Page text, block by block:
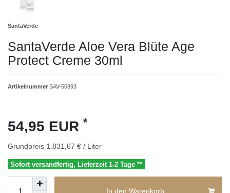
SantaVerde
SantaVerde Aloe Vera Blüte Age
Protect Creme 30ml
Artikelnummer SAV-50893
54,95 EUR *
Grundpreis 1.831,67 € / Liter
Sofort versandfertig, Lieferzeit 1-2 Tage **
In den Warenkorb